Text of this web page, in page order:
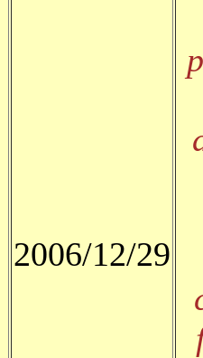
2006/12/29